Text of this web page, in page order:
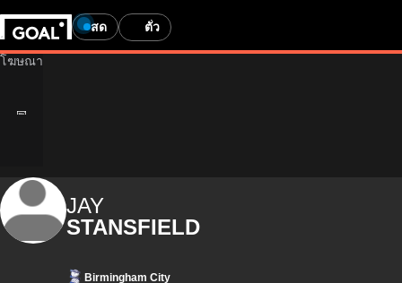
สด ตั๋ว
JAY
STANSFIELD
Birmingham City